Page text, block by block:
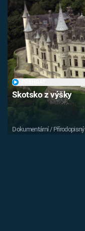
Skotsko z výšky
Dokumentární / Přírodopisný